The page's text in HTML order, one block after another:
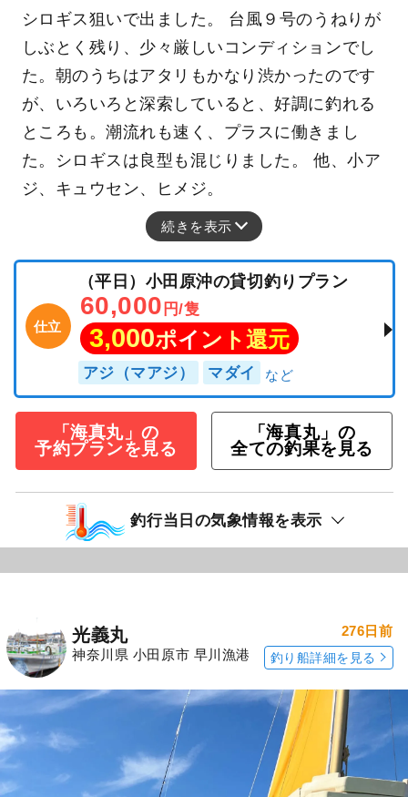
シロギス狙いで出ました。 台風９号のうねりが
しぶとく残り、少々厳しいコンディションでし
た。朝のうちはアタリもかなり渋かったのです
が、いろいろと深索していると、好調に釣れる
ところも。潮流れも速く、プラスに働きまし
た。シロギスは良型も混じりました。 他、小ア
ジ、キュウセン、ヒメジ。
続きを表示
仕立
（平日）小田原沖の貸切釣りプラン
60,000 円/隻
3,000ポイント還元
アジ（マアジ） マダイ
「海真丸」の
予約プランを見る
「海真丸」の
全ての釣果を見る
釣行当日の気象情報を表示
光義丸
神奈川県 小田原市 早川漁港
276日前
釣り船詳細を見る